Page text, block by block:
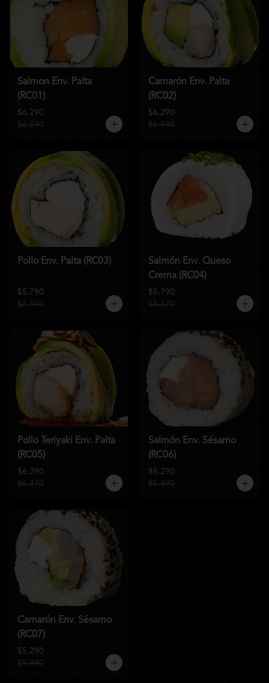
Salmon Env. Palta
(RC01)
$6.290
$6.590
Camarón Env. Palta
(RC02)
$6.290
$6.590
Pollo Env. Palta (RC03)
$5.790
$6.590
Salmón Env. Queso
Crema (RC04)
$5.790
$6.370
Pollo Teriyaki Env. Palta
(RC05)
$6.290
$6.370
Salmón Env. Sésamo
(RC06)
$5.290
$5.490
Camarón Env. Sésamo
(RC07)
$5.290
$5.490